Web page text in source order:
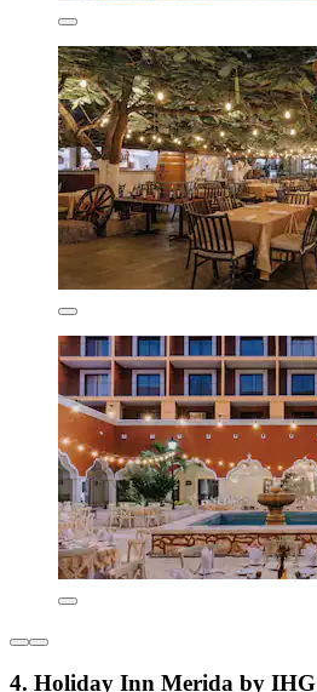
4. Holiday Inn Merida by IHG